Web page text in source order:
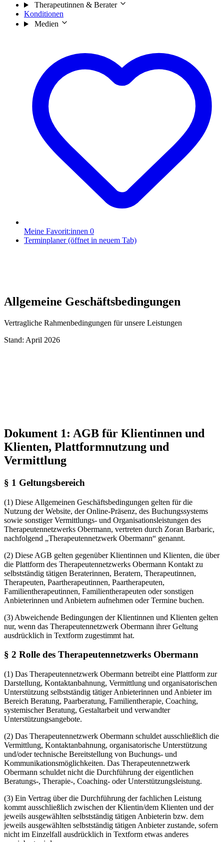
Therapeutinnen & Berater
Konditionen
Medien
Meine Favorit:innen 0
Terminplaner(öffnet in neuem Tab)
Allgemeine Geschäftsbedingungen
Vertragliche Rahmenbedingungen für unsere Leistungen
Stand: April 2026
Dokument 1: AGB für Klientinnen und
Klienten, Plattformnutzung und
Vermittlung
§ 1 Geltungsbereich
(1) Diese Allgemeinen Geschäftsbedingungen gelten für die
Nutzung der Website, der Online-Präsenz, des Buchungssystems
sowie sonstiger Vermittlungs- und Organisationsleistungen des
Therapeutennetzwerks Obermann, vertreten durch Zoran Barbaric,
nachfolgend „Therapeutennetzwerk Obermann“ genannt.
(2) Diese AGB gelten gegenüber Klientinnen und Klienten, die über
die Plattform des Therapeutennetzwerks Obermann Kontakt zu
selbstständig tätigen Beraterinnen, Beratern, Therapeutinnen,
Therapeuten, Paartherapeutinnen, Paartherapeuten,
Familientherapeutinnen, Familientherapeuten oder sonstigen
Anbieterinnen und Anbietern aufnehmen oder Termine buchen.
(3) Abweichende Bedingungen der Klientinnen und Klienten gelten
nur, wenn das Therapeutennetzwerk Obermann ihrer Geltung
ausdrücklich in Textform zugestimmt hat.
§ 2 Rolle des Therapeutennetzwerks Obermann
(1) Das Therapeutennetzwerk Obermann betreibt eine Plattform zur
Darstellung, Kontaktanbahnung, Vermittlung und organisatorischen
Unterstützung selbstständig tätiger Anbieterinnen und Anbieter im
Bereich Beratung, Paarberatung, Familientherapie, Coaching,
systemischer Beratung, Gestaltarbeit und verwandter
Unterstützungsangebote.
(2) Das Therapeutennetzwerk Obermann schuldet ausschließlich die
Vermittlung, Kontaktanbahnung, organisatorische Unterstützung
und/oder technische Bereitstellung von Buchungs- und
Kommunikationsmöglichkeiten. Das Therapeutennetzwerk
Obermann schuldet nicht die Durchführung der eigentlichen
Beratungs-, Therapie-, Coaching- oder Unterstützungsleistung.
(3) Ein Vertrag über die Durchführung der fachlichen Leistung
kommt ausschließlich zwischen der Klientin/dem Klienten und der
jeweils ausgewählten selbstständig tätigen Anbieterin bzw. dem
jeweils ausgewählten selbstständig tätigen Anbieter zustande, sofern
nicht im Einzelfall ausdrücklich in Textform etwas anderes